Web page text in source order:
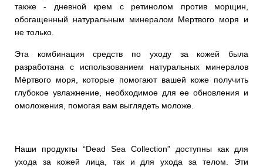
также - дневной крем с ретинолом против морщин,
обогащенный натуральным минералом Мертвого моря и
не только.
Эта комбинация средств по уходу за кожей была
разработана с использованием натуральных минералов
Мёртвого моря, которые помогают вашей коже получить
глубокое увлажнение, необходимое для ее обновления и
омоложения, помогая вам выглядеть моложе.
Наши продукты “Dead Sea Collection” доступны как для
ухода за кожей лица, так и для ухода за телом. Эти